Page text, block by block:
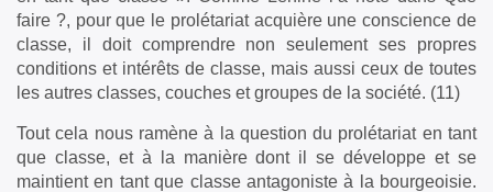
faire ?, pour que le prolétariat acquière une conscience de
classe, il doit comprendre non seulement ses propres
conditions et intérêts de classe, mais aussi ceux de toutes
les autres classes, couches et groupes de la société. (11)
Tout cela nous ramène à la question du prolétariat en tant
que classe, et à la manière dont il se développe et se
maintient en tant que classe antagoniste à la bourgeoisie.